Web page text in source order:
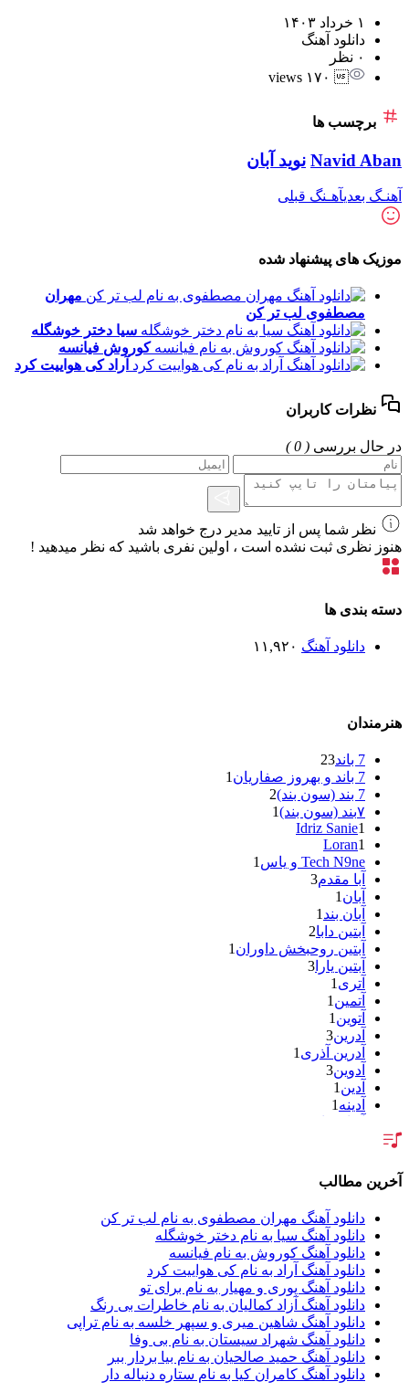
۱ خرداد ۱۴۰۳
دانلود آهنگ
۰ نظر
۱۷۰ views
برچسب ها
Navid Aban نوید آبان
آهنـگ بعدیآهـنگ قبلی
موزیک های پیشنهاد شده
مهران
مصطفوی لب تر کن
سیا دختر خوشگله
کوروش فیانسه
آراد کی هواییت کرد
نظرات کاربران
در حال بررسی ( 0 )
نظر شما پس از تایید مدیر درج خواهد شد
هنوز نظری ثبت نشده است ، اولین نفری باشید که نظر میدهید !
دسته بندی ها
دانلود آهنگ ۱۱,۹۲۰
هنرمندان
7 باند
23
7 باند و بهروز صفاریان
1
7 بند (سون بند)
2
۷بند (سون بند)
1
Idriz Sanie1
Loran1
Tech N9ne و یاس
1
آبا مقدم3
آبان1
آبان بند1
آبتین دابا2
آبتین روحبخش داوران1
آبتین یارا 3
آتری1
آتمین1
آتوین1
آدرین3
آدرین آذری1
آدوین3
آدین1
آدینه1
آراد عباسی
آراز
آراز آرا
آراز المان2
آراز نصیری1
آراکو1
آراکوم3
آران2
آران براتی1
آران براتی و ایمان حمیدی1
آران، مُوِرس و وینتِرس1
آرپژ1
آرتا1
آخرین مطالب
دانلود آهنگ مهران مصطفوی به نام لب تر کن
دانلود آهنگ سیا به نام دختر خوشگله
دانلود آهنگ کوروش به نام فیانسه
دانلود آهنگ آراد به نام کی هواییت کرد
دانلود آهنگ پوری و مهیار به نام برای تو
دانلود آهنگ آزاد کمالیان به نام خاطرات بی رنگ
دانلود آهنگ شاهین میری و سپهر خلسه به نام تراپی
دانلود آهنگ شهراد سیستان به نام بی وفا
دانلود آهنگ حمید صالحیان به نام بیا بردار ببر
دانلود آهنگ کامران کیا به نام ستاره دنباله دار